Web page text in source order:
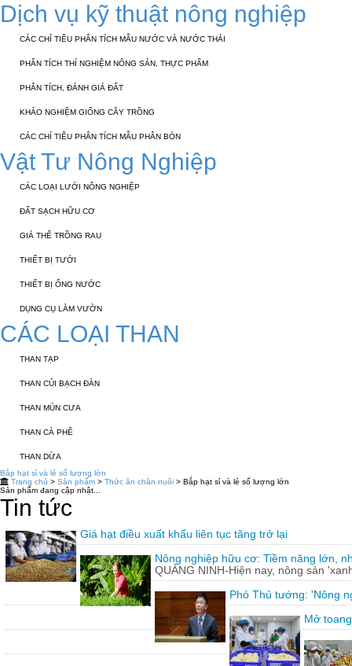
Dịch vụ kỹ thuật nông nghiệp
CÁC CHỈ TIÊU PHÂN TÍCH MẪU NƯỚC VÀ NƯỚC THẢI
PHÂN TÍCH THÍ NGHIỆM NÔNG SẢN, THỰC PHẨM
PHÂN TÍCH, ĐÁNH GIÁ ĐẤT
KHẢO NGHIỆM GIỐNG CÂY TRỒNG
CÁC CHỈ TIÊU PHÂN TÍCH MẪU PHÂN BÓN
Vật Tư Nông Nghiệp
CÁC LOẠI LƯỚI NÔNG NGHIỆP
ĐẤT SẠCH HỮU CƠ
GIÁ THỂ TRỒNG RAU
THIẾT BỊ TƯỚI
THIẾT BỊ ỐNG NƯỚC
DỤNG CỤ LÀM VƯỜN
CÁC LOẠI THAN
THAN TẠP
THAN CỦI BẠCH ĐÀN
THAN MÙN CƯA
THAN CÀ PHÊ
THAN DỪA
Bắp hạt sỉ và lẻ số lượng lớn
Trang chủ > Sản phẩm > Thức ăn chăn nuôi > Bắp hạt sỉ và lẻ số lượng lớn
Sản phẩm đang cập nhật...
Tin tức
Giá hạt điều xuất khẩu liên tục tăng trở lại
Nông nghiệp hữu cơ: Tiềm năng lớn,
QUẢNG NINH-Hiện nay, nông sản
Phó Thủ tướng: 'Nông
Mở